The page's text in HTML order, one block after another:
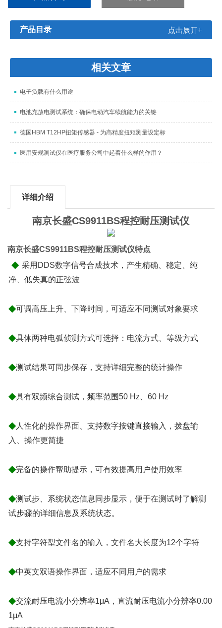
4.具有两种电弧侦测方式可选择：电流方式、等级方式
产品目录 点击展开+
相关文章
电子负载有什么用途
电池充放电测试系统：确保电动汽车续航能力的关键
德国HBM T12HP扭矩传感器 - 为高精度扭矩测量设定标
医用安规测试仪在医疗服务公司中起着什么样的作用？
详细介绍
南京长盛CS9911BS程控耐压测试仪
南京长盛CS9911BS程控耐压测试仪特点
◆采用DDS数字信号合成技术，产生精确、稳定、纯
净、低失真的正弦波
◆可调高压上升、下降时间，可适应不同测试对象要求
◆具体两种电弧侦测方式可选择：电流方式、等级方式
◆测试结果可同步保存，支持详细完整的统计操作
◆具有双频综合测试，频率范围50 Hz、60 Hz
◆人性化的操作界面、支持数字按键直接输入，拨盘输
入、操作更简捷
◆完备的操作帮助提示，可有效提高用户使用效率
◆测试步、系统状态信息同步显示，便于在测试时了解测
试步骤的详细信息及系统状态。
◆支持字符型文件名的输入，文件名大长度为12个字符
◆中英文双语操作界面，适应不同用户的需求
◆交流耐压电流小分辨率1μA，直流耐压电流小分辨率0.00
1μA